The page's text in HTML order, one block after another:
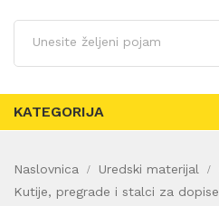
KATEGORIJA
Naslovnica Uredski materijal
Kutije, pregrade i stalci za dopise